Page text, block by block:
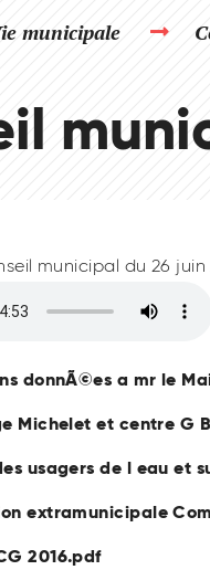
municipale
municipal du 26 juin
donnÃ©es a mr le
Michelet et centre G
usagers de l eau et
extramunicipale
2016.pdf